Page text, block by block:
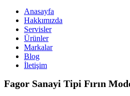
Anasayfa
Hakkımızda
Servisler
Ürünler
Markalar
Blog
İletişim
Fagor Sanayi Tipi Fırın